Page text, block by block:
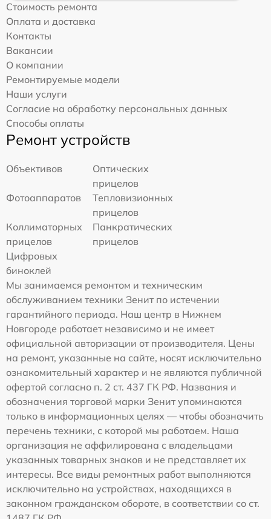
Стоимость ремонта
Оплата и доставка
Контакты
Вакансии
О компании
Ремонтируемые модели
Наши услуги
Согласие на обработку персональных данных
Способы оплаты
Ремонт устройств
Объективов
Оптических
прицелов
Фотоаппаратов
Тепловизионных
прицелов
Коллиматорных
прицелов
Панкратических
прицелов
Цифровых
биноклей
Мы занимаемся ремонтом и техническим
обслуживанием техники Зенит по истечении
гарантийного периода. Наш центр в Нижнем
Новгороде работает независимо и не имеет
официальной авторизации от производителя. Цены
на ремонт, указанные на сайте, носят исключительно
ознакомительный характер и не являются публичной
офертой согласно п. 2 ст. 437 ГК РФ. Названия и
обозначения торговой марки Зенит упоминаются
только в информационных целях — чтобы обозначить
перечень техники, с которой мы работаем. Наша
организация не аффилирована с владельцами
указанных товарных знаков и не представляет их
интересы. Все виды ремонтных работ выполняются
исключительно на устройствах, находящихся в
законном гражданском обороте, в соответствии со ст.